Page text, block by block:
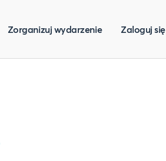
Zorganizuj wydarzenie Zaloguj się